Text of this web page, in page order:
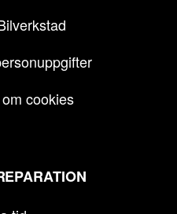
cookies